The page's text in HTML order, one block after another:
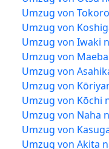
Umzug von
Umzug von
Umzug von Iwaki
Umzug von
Umzug von
Umzug von
Umzug von Kōchi
Umzug von Naha
Umzug von
Umzug von Akita